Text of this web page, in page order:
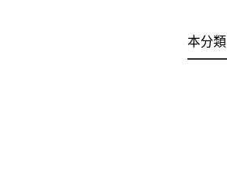
本分